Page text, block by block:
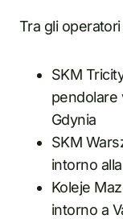
Tra gli
SKM
pendolare
Gdynia
SKM
intorno
Koleje
intorno a